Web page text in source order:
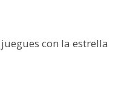
con la estrella